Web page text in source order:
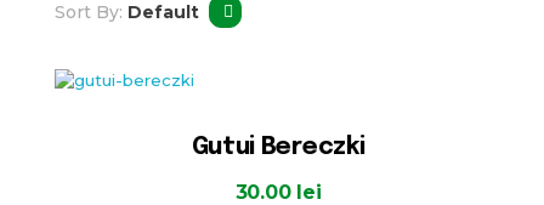
Sort By: Default
Gutui Bereczki
30.00 lei